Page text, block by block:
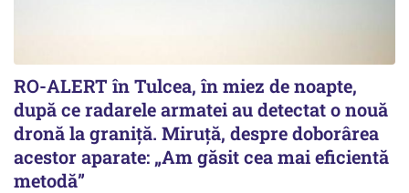
RO-ALERT în Tulcea, în miez de noapte,
după ce radarele armatei au detectat o nouă
dronă la graniță. Miruță, despre doborârea
acestor aparate: „Am găsit cea mai eficientă
metodă”